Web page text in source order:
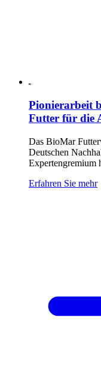
Pionierarbeit
Futter für die
Das BioMar
Deutschen
Erfahren Sie mehr